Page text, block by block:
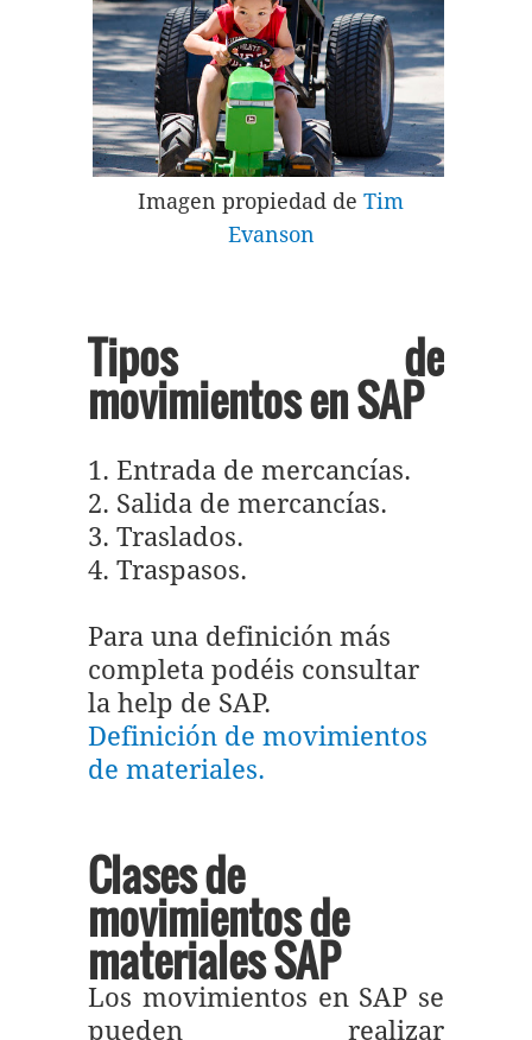
Imagen propiedad de Tim
Evanson
Tipos de
movimientos en SAP
1. Entrada de mercancías.
2. Salida de mercancías.
3. Traslados.
4. Traspasos.
Para una definición más
completa podéis consultar
la help de SAP.
Definición de movimientos
de materiales.
Clases de
movimientos de
materiales SAP
Los movimientos en SAP se
pueden realizar